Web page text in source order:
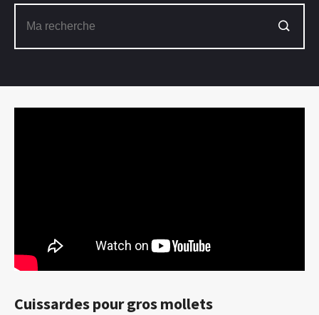
Cuissardes pour gros mollets